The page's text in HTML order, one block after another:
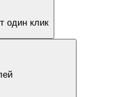
один клик